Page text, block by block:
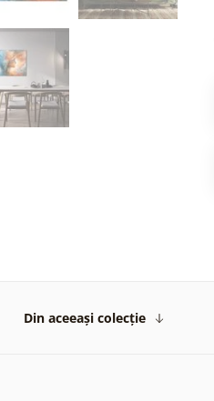
Din aceeași colecție